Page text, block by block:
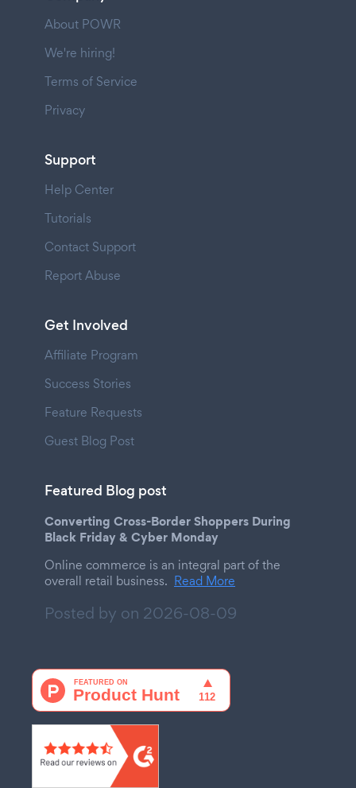
About POWR
We're hiring!
Terms of Service
Privacy
Support
Help Center
Tutorials
Contact Support
Report Abuse
Get Involved
Affiliate Program
Success Stories
Feature Requests
Guest Blog Post
Featured Blog post
Converting Cross-Border Shoppers During
Black Friday & Cyber Monday
Online commerce is an integral part of the
overall retail business. Read More
Posted by on 2026-08-09